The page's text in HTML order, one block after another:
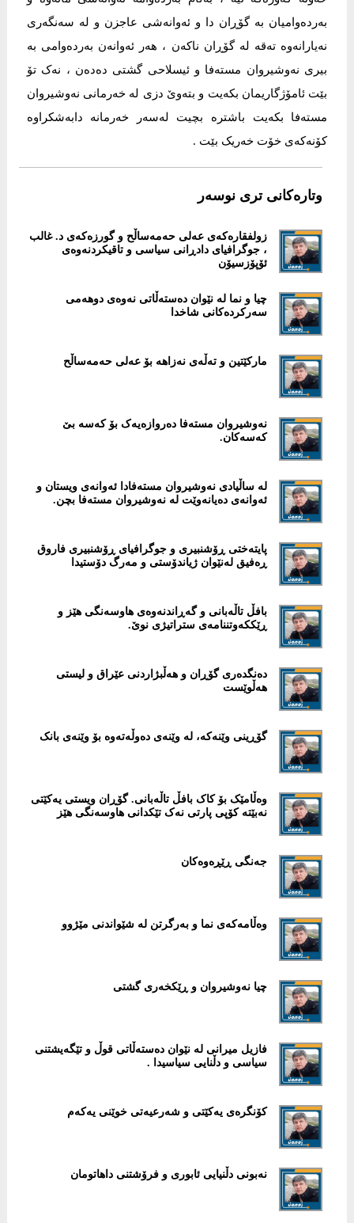
بەردەوامیان بە گۆڕان دا و ئەوانەشی عاجزن و لە سەنگەری
نەیارانەوە تەقە لە گۆڕان ناکەن ، هەر ئەوانەن بەردەوامی بە
بیری نەوشیروان مستەفا و ئیسلاحی گشتی دەدەن ، نەک تۆ
بێت ئامۆژگاریمان بکەیت و بتەوێ دزی لە خەرمانی نەوشیروان
مستەفا بکەیت باشترە بچیت لەسەر خەرمانە دابەشکراوە
کۆنەکەی خۆت خەریک بێت .
وتارەکانی تری نوسەر
زولفقارەکەی عەلی حەمەساڵح و گورزەکەی د. غالب
،​ جوگرافیای دادڕانی سیاسی و تاقیکردنەوەی
ئۆپۆزسیۆن
چیا و نما لە نێوان دەستەڵاتی نەوەی دوهەمی
سەرکردەکانی شاخدا
مارکێتین و تەڵەی نەزاهە بۆ عەلی حەمەساڵح
نەوشیروان مستەفا دەروازەیەک بۆ کەسە بێ
کەسەکان.
لە ساڵیادی نەوشیروان مستەفادا ئەوانەی ویستان و
ئەوانەی دەیانەوێت لە نەوشیروان مستەفا بچن.
پایتەختی ڕۆشنبیری و جوگرافیای ڕۆشنبیری فاروق
ڕەفیق لەنێوان ژیاندۆستی و مەرگ دۆستیدا
بافڵ تاڵەبانی و گەڕاندنەوەی هاوسەنگی هێز و
ڕێککەوتننامەی ستراتیژی نوێ.
دەنگدەری گۆڕان و هەڵبژاردنی عێراق و لیستی
هەڵوێست
گۆڕینی وێنەکە، لە وێنەی دەوڵەتەوە بۆ وێنەی بانک
وەڵامێک بۆ کاک بافڵ تاڵەبانی. گۆڕان ویستی یەکێتی
نەبێتە کۆپی پارتی نەک تێکدانی هاوسەنگی هێز
جەنگی ڕێڕەوەکان
وەڵامەکەی نما و بەرگرتن لە شێواندنی مێژوو
چیا نەوشیروان و ڕێکخەری گشتی
فازیل میرانی لە نێوان دەستەڵاتی قوڵ و تێگەیشتنی
سیاسی و دڵنایی سیاسیدا .
کۆنگرەی یەکێتی و شەرعیەتی خوێنی یەکەم
نەبونی دڵنیایی ئابوری و فرۆشتنی داهاتومان